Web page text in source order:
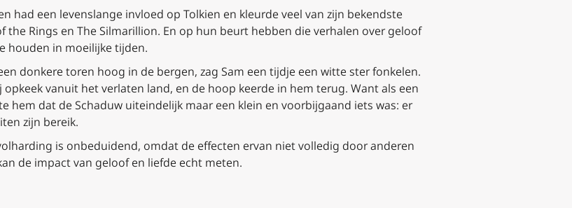
had een levenslange invloed op Tolkien en kleurde veel van zijn bekendste
the Rings en The Silmarillion. En op hun beurt hebben die verhalen over geloof
houden in moeilijke tijden.
donkere toren hoog in de bergen, zag Sam een tijdje een witte ster fonkelen.
vanuit het verlaten land, en de hoop keerde in hem terug. Want als een
hem dat de Schaduw uiteindelijk maar een klein en voorbijgaand iets was: er
zijn bereik.
is onbeduidend, omdat de effecten ervan niet volledig door anderen
de impact van geloof en liefde echt meten.